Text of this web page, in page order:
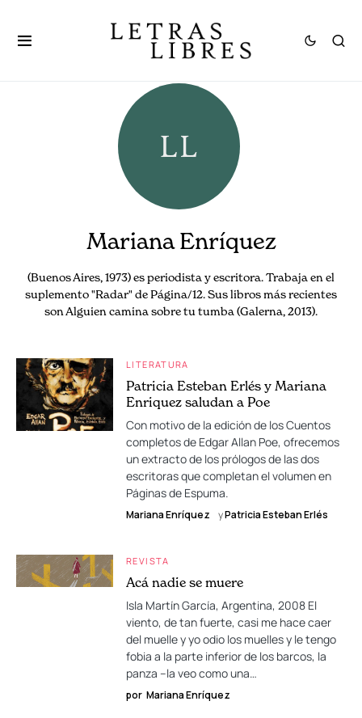
Mariana Enríquez
(Buenos Aires, 1973) es periodista y escritora. Trabaja en el
suplemento "Radar" de Página/12. Sus libros más recientes
son Alguien camina sobre tu tumba (Galerna, 2013).
LITERATURA
Patricia Esteban Erlés y Mariana
Enriquez saludan a Poe
Con motivo de la edición de los Cuentos
completos de Edgar Allan Poe, ofrecemos
un extracto de los prólogos de las dos
escritoras que completan el volumen en
Páginas de Espuma.
Mariana Enríquez yPatricia Esteban Erlés
REVISTA
Acá nadie se muere
Isla Martín García, Argentina, 2008 El
viento, de tan fuerte, casi me hace caer
del muelle y yo odio los muelles y le tengo
fobia a la parte inferior de los barcos, la
panza –la veo como una…
por Mariana Enríquez